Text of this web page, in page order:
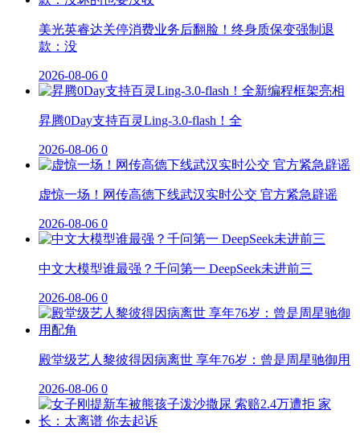
美光英睿达关停消费业务后翻脸！终身质保变强制退
款：没
2026-08-06 0
昇腾0Day支持百灵Ling-3.0-flash！全
2026-08-06 0
虚惊一场！网传高德下线武汉实时公交 官方紧急辟谣
2026-08-06 0
中文大模型谁最强？千问第一 DeepSeek未进前三
2026-08-06 0
殿堂级艺人黎彼得因病离世 享年76岁：曾是周星驰御用
2026-08-06 0